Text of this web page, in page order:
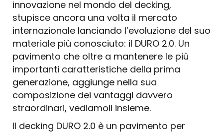
innovazione nel mondo del decking,
stupisce ancora una volta il mercato
internazionale lanciando l’evoluzione del suo
materiale più conosciuto: il DURO 2.0. Un
pavimento che oltre a mantenere le più
importanti caratteristiche della prima
generazione, aggiunge nella sua
composizione dei vantaggi davvero
straordinari, vediamoli insieme.
Il decking DURO 2.0 è un pavimento per